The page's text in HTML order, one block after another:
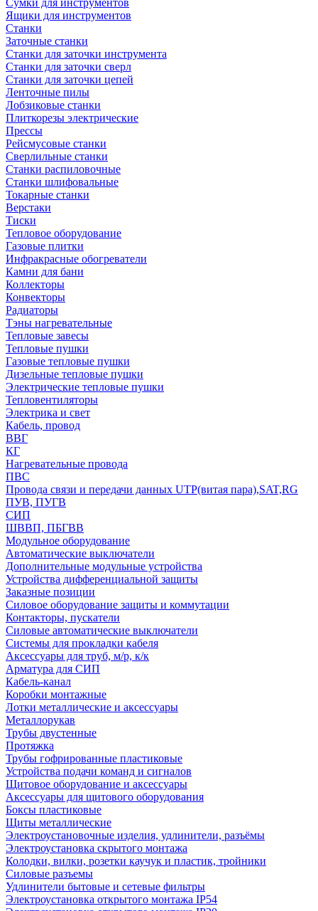
Сумки для инструментов
Ящики для инструментов
Станки
Заточные станки
Станки для заточки инструмента
Станки для заточки сверл
Станки для заточки цепей
Ленточные пилы
Лобзиковые станки
Плиткорезы электрические
Прессы
Рейсмусовые станки
Сверлильные станки
Станки распиловочные
Станки шлифовальные
Токарные станки
Верстаки
Тиски
Тепловое оборудование
Газовые плитки
Инфракрасные обогреватели
Камни для бани
Коллекторы
Конвекторы
Радиаторы
Тэны нагревательные
Тепловые завесы
Тепловые пушки
Газовые тепловые пушки
Дизельные тепловые пушки
Электрические тепловые пушки
Тепловентиляторы
Электрика и свет
Кабель, провод
ВВГ
КГ
Нагревательные провода
ПВС
Провода связи и передачи данных UTP(витая пара),SAT,RG
ПУВ, ПУГВ
СИП
ШВВП, ПБГВВ
Модульное оборудование
Автоматические выключатели
Дополнительные модульные устройства
Устройства дифференциальной защиты
Заказные позиции
Силовое оборудование защиты и коммутации
Контакторы, пускатели
Силовые автоматические выключатели
Системы для прокладки кабеля
Аксессуары для труб, м/р, к/к
Арматура для СИП
Кабель-канал
Коробки монтажные
Лотки металлические и аксессуары
Металлорукав
Трубы двустенные
Протяжка
Трубы гофрированные пластиковые
Устройства подачи команд и сигналов
Щитовое оборудование и аксессуары
Аксессуары для щитового оборудования
Боксы пластиковые
Щиты металлические
Электроустановочные изделия, удлинители, разъёмы
Электроустановка скрытого монтажа
Колодки, вилки, розетки каучук и пластик, тройники
Силовые разъемы
Удлинители бытовые и сетевые фильтры
Электроустановка открытого монтажа IP54